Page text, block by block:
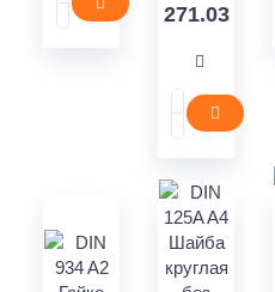
271.03